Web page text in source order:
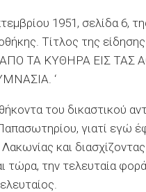
1951, σελίδα 6,
Τίτλος της
ΤΑ ΚΥΘΗΡΑ ΕΙΣ
‘
του δικαστικού
Παπασωτηρίου, γιατί εγώ
και
τώρα, την τελευταία